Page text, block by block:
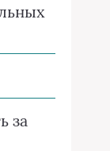
за